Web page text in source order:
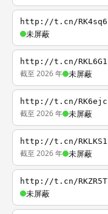
http://t.cn/RK4sq6
未屏蔽
http://t.cn/RKL6G1
截至 2026 年 未屏蔽
http://t.cn/RK6ejc
截至 2026 年 未屏蔽
http://t.cn/RKLKS1
截至 2026 年 未屏蔽
http://t.cn/RKZR5T
未屏蔽